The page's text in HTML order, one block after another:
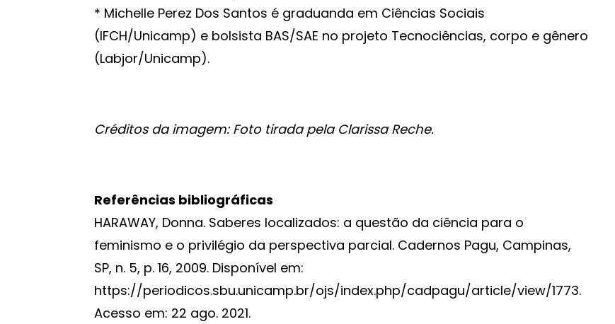
* Michelle Perez Dos Santos é graduanda em Ciências Sociais
(IFCH/Unicamp) e bolsista BAS/SAE no projeto Tecnociências, corpo e gênero
(Labjor/Unicamp).
Créditos da imagem: Foto tirada pela Clarissa Reche.
Referências bibliográficas
HARAWAY, Donna. Saberes localizados: a questão da ciência para o
feminismo e o privilégio da perspectiva parcial. Cadernos Pagu, Campinas,
SP, n. 5, p. 16, 2009. Disponível em:
https://periodicos.sbu.unicamp.br/ojs/index.php/cadpagu/article/view/1773.
Acesso em: 22 ago. 2021.